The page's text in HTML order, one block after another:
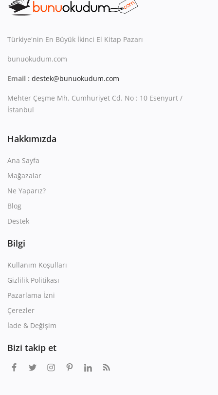
Kitaplığım
İletişim
TRY (₺)
Türkiye'nin En Büyük İkinci El Kitap Pazarı
bunuokudum.com
Email : destek@bunuokudum.com
Mehter Çeşme Mh. Cumhuriyet Cd. No : 10 Esenyurt /
İstanbul
Hakkımızda
Ana Sayfa
Mağazalar
Ne Yaparız?
Blog
Destek
Bilgi
Kullanım Koşulları
Gizlilik Politikası
Pazarlama İzni
Çerezler
İade & Değişim
Bizi takip et